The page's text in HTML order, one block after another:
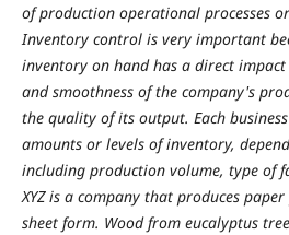
of production operational processes
Inventory control is very important
inventory on hand has a direct
and smoothness of the company's
the quality of its output. Each
amounts or levels of inventory,
including production volume, type of
XYZ is a company that produces
sheet form. Wood from eucalyptus